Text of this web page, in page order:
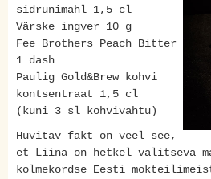
sidrunimahl 1,5 cl
Värske ingver 10 g
Fee Brothers Peach Bitter
1 dash
Paulig Gold&Brew kohvi
kontsentraat 1,5 cl
(kuni 3 sl kohvivahtu)
Huvitav fakt on veel see,
et Liina on hetkel valitseva
kolmekordse Eesti